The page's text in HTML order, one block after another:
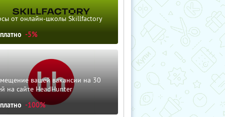
от онлайн-школы Skillfactory
-5%
вашей вакансии на 30
на сайте HeadHunter
-100%